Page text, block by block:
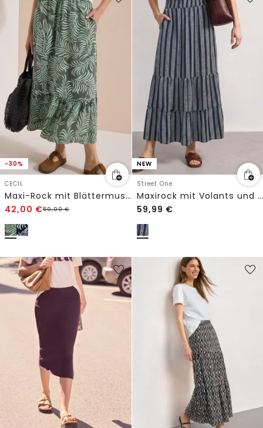
-30%
CECIL
Maxi-Rock mit Blättermuster
42,00 €59,99€
NEW
Street One
Maxirock mit Volants und Streifen
59,99 €